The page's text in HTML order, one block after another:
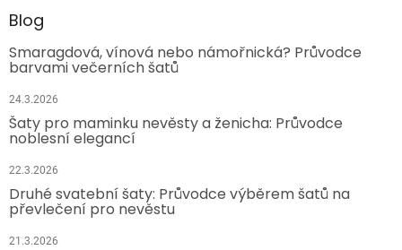
Blog
Smaragdová, vínová nebo námořnická? Průvodce
barvami večerních šatů
24.3.2026
Šaty pro maminku nevěsty a ženicha: Průvodce
noblesní elegancí
22.3.2026
Druhé svatební šaty: Průvodce výběrem šatů na
převlečení pro nevěstu
21.3.2026